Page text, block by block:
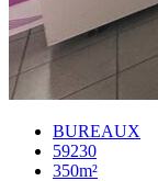
BUREAUX
59230
350m²